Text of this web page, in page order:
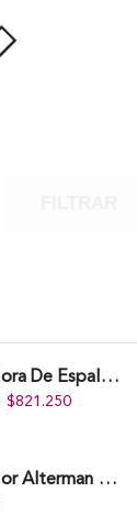
Fumigadora De Espalda Alterman Gasolina 2T, 26 Cc, Bomba Nylon Libre Mantenimiento, Tf900-A.
$821.250
Generador Alterman A Gasolina 2T, 950W, Encendido Manual, 120 V, Con Chasis, EGG950-I.